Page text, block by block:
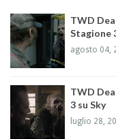
TWD
Stagione
agosto 04,
TWD
3 su Sky
luglio 28,